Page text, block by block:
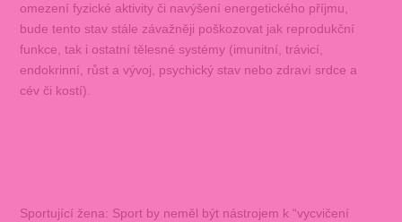
omezení fyzické aktivity či navýšení energetického příjmu,
bude tento stav stále závažněji poškozovat jak reprodukční
funkce, tak i ostatní tělesné systémy (imunitní, trávicí,
endokrinní, růst a vývoj, psychický stav nebo zdraví srdce a
cév či kostí).
Sportující žena: Sport by neměl být nástrojem k “vycvičení